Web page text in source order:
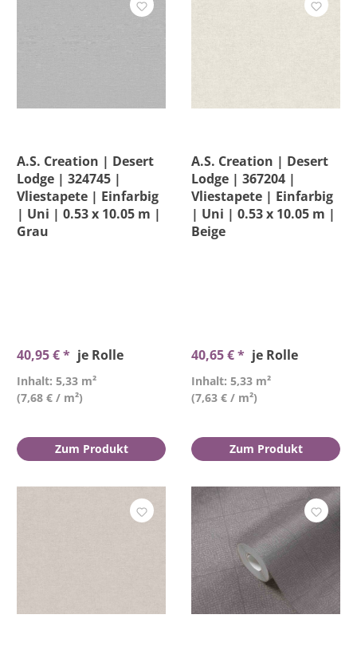
A.S. Creation | Desert
Lodge | 324745 |
Vliestapete | Einfarbig
| Uni | 0.53 x 10.05 m |
Grau
40,95 € * je Rolle
Inhalt: 5,33 m²
(7,68 € / m²)
Zum Produkt
A.S. Creation | Desert
Lodge | 367204 |
Vliestapete | Einfarbig
| Uni | 0.53 x 10.05 m |
Beige
40,65 € * je Rolle
Inhalt: 5,33 m²
(7,63 € / m²)
Zum Produkt